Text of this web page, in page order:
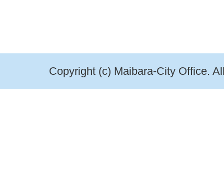
Copyright (c) Maibara-City Office.